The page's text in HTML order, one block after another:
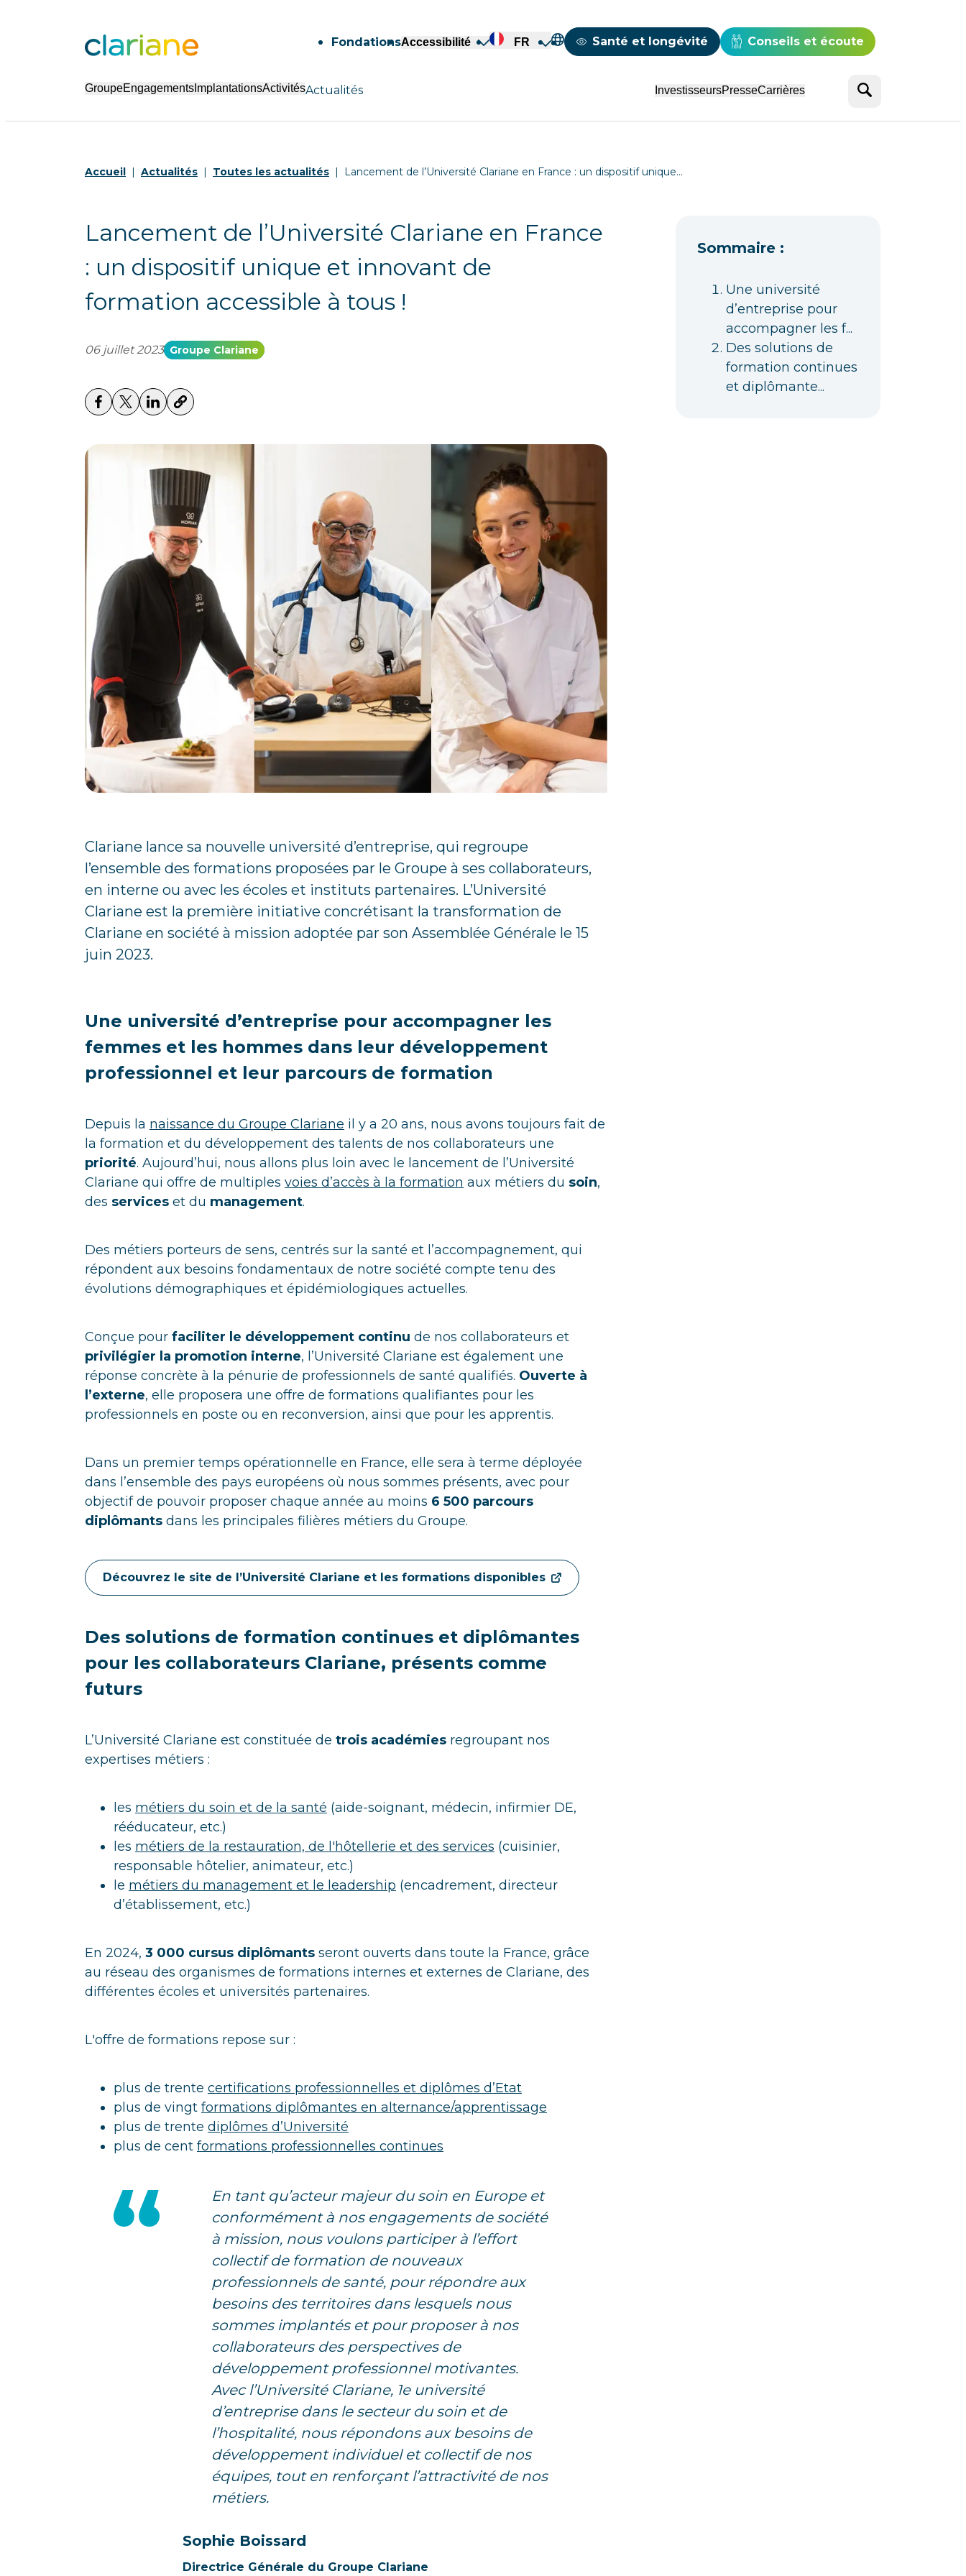
FondationsAccessibilité FR Mappemonde
Santé et longévité Conseils et écoute
GroupeEngagements ImplantationsActivitésActualités InvestisseursPresseCarrières Rechercher
Accueil Actualités Toutes les actualités Lancement de l’Université Clariane en France : un dispositif unique…
Lancement de l’Université Clariane en France
: un dispositif unique et innovant de
formation accessible à tous !
06 juillet 2023 Groupe Clariane
Sommaire :
Une université
d’entreprise pour
accompagner les f...
Des solutions de
formation continues
et diplômante...
Clariane lance sa nouvelle université d’entreprise, qui regroupe
l’ensemble des formations proposées par le Groupe à ses collaborateurs,
en interne ou avec les écoles et instituts partenaires. L’Université
Clariane est la première initiative concrétisant la transformation de
Clariane en société à mission adoptée par son Assemblée Générale le 15
juin 2023.
Une université d’entreprise pour accompagner les
femmes et les hommes dans leur développement
professionnel et leur parcours de formation
Depuis la naissance du Groupe Clariane il y a 20 ans, nous avons toujours fait de
la formation et du développement des talents de nos collaborateurs une
priorité. Aujourd’hui, nous allons plus loin avec le lancement de l’Université
Clariane qui offre de multiples voies d’accès à la formation aux métiers du soin,
des services et du management.
Des métiers porteurs de sens, centrés sur la santé et l’accompagnement, qui
répondent aux besoins fondamentaux de notre société compte tenu des
évolutions démographiques et épidémiologiques actuelles.
Conçue pour faciliter le développement continu de nos collaborateurs et
privilégier la promotion interne, l’Université Clariane est également une
réponse concrète à la pénurie de professionnels de santé qualifiés. Ouverte à
l’externe, elle proposera une offre de formations qualifiantes pour les
professionnels en poste ou en reconversion, ainsi que pour les apprentis.
Dans un premier temps opérationnelle en France, elle sera à terme déployée
dans l’ensemble des pays européens où nous sommes présents, avec pour
objectif de pouvoir proposer chaque année au moins 6 500 parcours
diplômants dans les principales filières métiers du Groupe.
Découvrez le site de l’Université Clariane et les formations disponibles
Des solutions de formation continues et diplômantes
pour les collaborateurs Clariane, présents comme
futurs
L’Université Clariane est constituée de trois académies regroupant nos
expertises métiers :
les métiers du soin et de la santé (aide-soignant, médecin, infirmier DE,
rééducateur, etc.)
les métiers de la restauration, de l'hôtellerie et des services (cuisinier,
responsable hôtelier, animateur, etc.)
le métiers du management et le leadership (encadrement, directeur
d’établissement, etc.)
En 2024, 3 000 cursus diplômants seront ouverts dans toute la France, grâce
au réseau des organismes de formations internes et externes de Clariane, des
différentes écoles et universités partenaires.
L'offre de formations repose sur :
plus de trente certifications professionnelles et diplômes d’Etat
plus de vingt formations diplômantes en alternance/apprentissage
plus de trente diplômes d’Université
plus de cent formations professionnelles continues
En tant qu’acteur majeur du soin en Europe et
conformément à nos engagements de société
à mission, nous voulons participer à l’effort
collectif de formation de nouveaux
professionnels de santé, pour répondre aux
besoins des territoires dans lesquels nous
sommes implantés et pour proposer à nos
collaborateurs des perspectives de
développement professionnel motivantes.
Avec l’Université Clariane, 1e université
d’entreprise dans le secteur du soin et de
l’hospitalité, nous répondons aux besoins de
développement individuel et collectif de nos
équipes, tout en renforçant l’attractivité de nos
métiers.
Sophie Boissard
Directrice Générale du Groupe Clariane